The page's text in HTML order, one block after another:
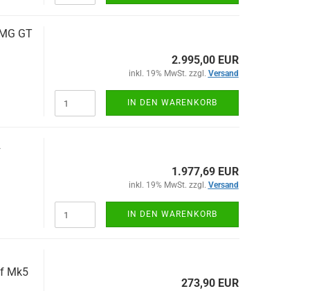
GT
2.995,00 EUR
inkl. 19% MwSt. zzgl. Versand
IN DEN WARENKORB
1.977,69 EUR
inkl. 19% MwSt. zzgl. Versand
IN DEN WARENKORB
Mk5
273,90 EUR